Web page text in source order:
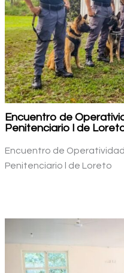
Encuentro de
Penitenciario l de
Encuentro de
Penitenciario l de Loreto